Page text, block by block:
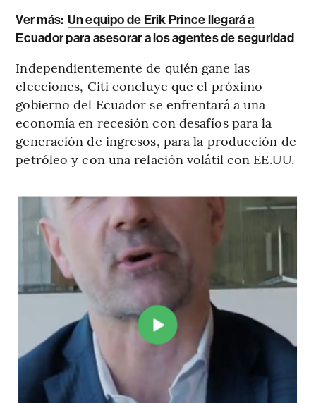
Ver más: Un equipo de Erik Prince llegará a
Ecuador para asesorar a los agentes de seguridad
Independientemente de quién gane las
elecciones, Citi concluye que el próximo
gobierno del Ecuador se enfrentará a una
economía en recesión con desafíos para la
generación de ingresos, para la producción de
petróleo y con una relación volátil con EE.UU.